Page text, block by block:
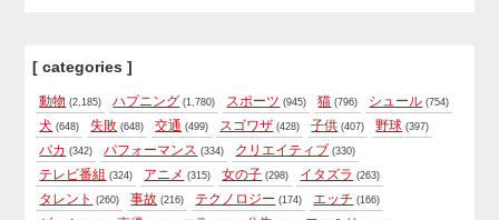
[ categories ]
動物 (2,185) ハプニング (1,780) スポーツ (945) 猫 (796) シュール (754)
犬 (648) 失敗 (648) 交通 (499) スゴワザ (428) 子供 (407) 野球 (397)
バカ (342) パフォーマンス (334) クリエイティブ (330)
テレビ番組 (324) アニメ (315) 女の子 (298) イタズラ (263)
タレント (260) 事故 (216) テクノロジー (174) エッチ (166)